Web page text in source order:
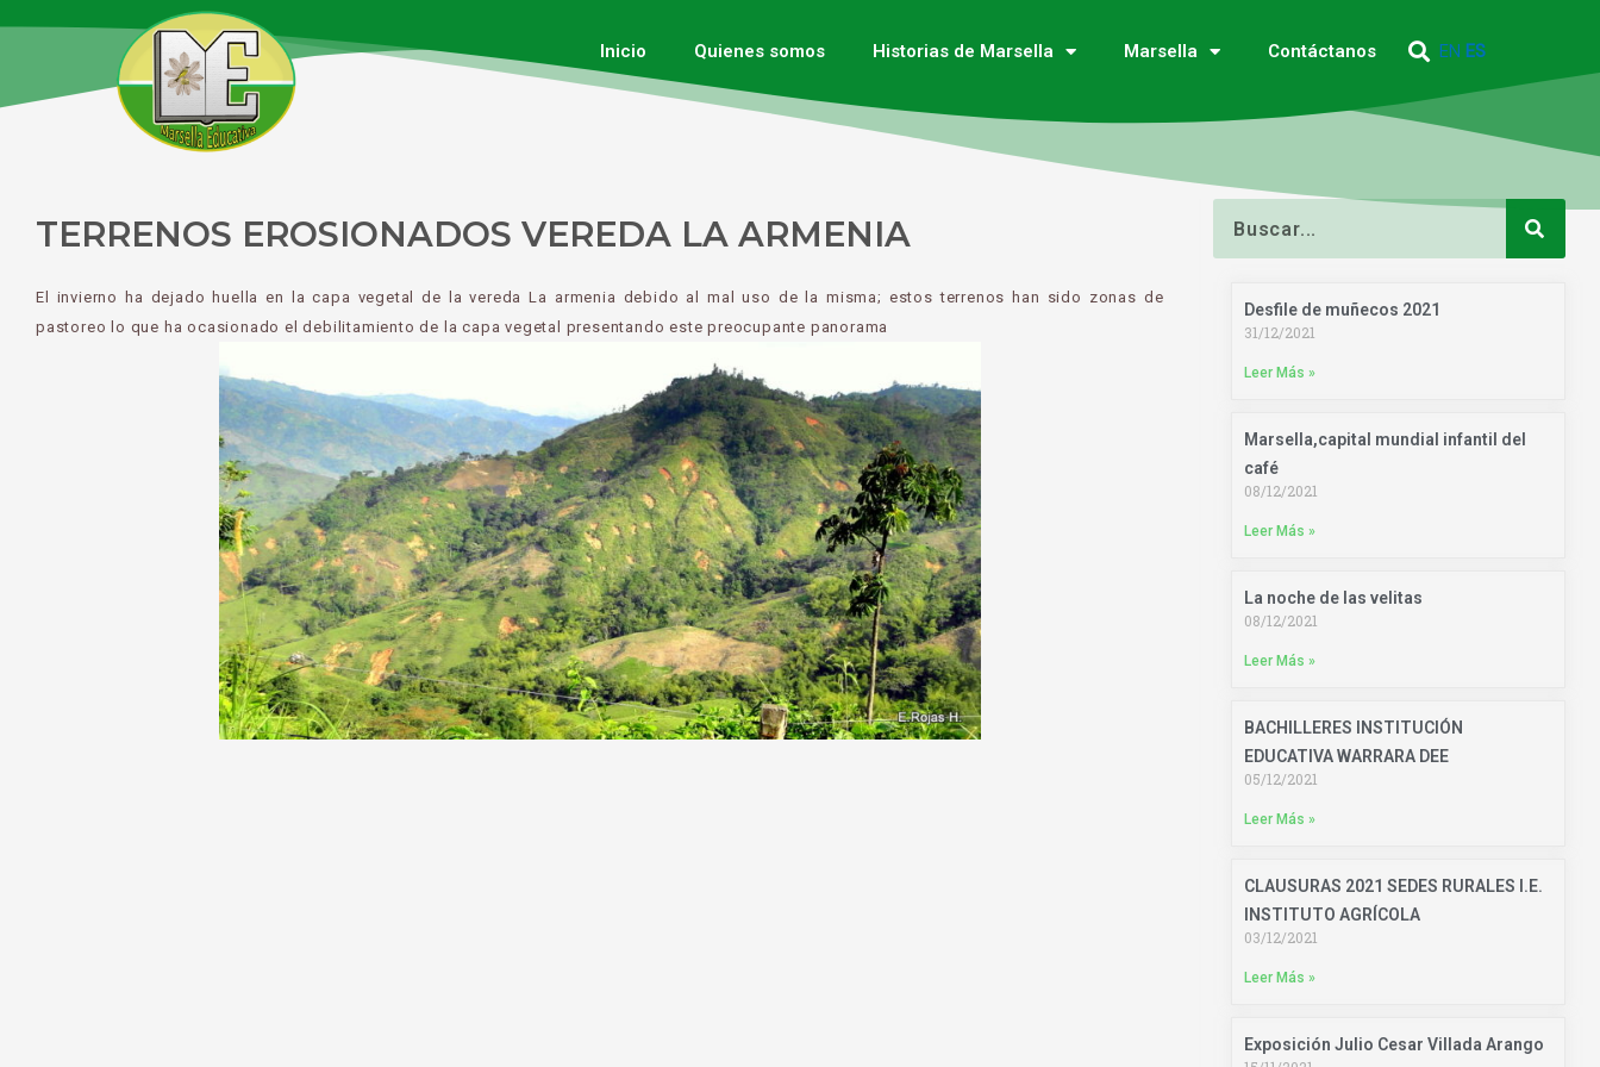
Inicio Quienes somos Historias de Marsella Marsella Contáctanos EN ES
TERRENOS EROSIONADOS VEREDA LA ARMENIA
El invierno ha dejado huella en la capa vegetal de la vereda La armenia debido al mal uso de la misma; estos terrenos han sido zonas de
pastoreo lo que ha ocasionado el debilitamiento de la capa vegetal presentando este preocupante panorama
Desfile de muñecos 2021
31/12/2021
Leer Más »
Marsella,capital mundial infantil del
café
08/12/2021
Leer Más »
La noche de las velitas
08/12/2021
Leer Más »
BACHILLERES INSTITUCIÓN
EDUCATIVA WARRARA DEE
05/12/2021
Leer Más »
CLAUSURAS 2021 SEDES RURALES I.E.
INSTITUTO AGRÍCOLA
03/12/2021
Leer Más »
Exposición Julio Cesar Villada Arango